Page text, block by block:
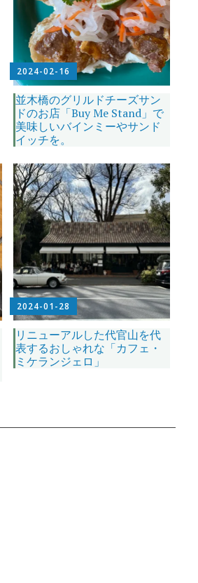
2024-02-16
並木橋のグリルドチーズサン
ドのお店「Buy Me Stand」で
美味しいバインミーやサンド
イッチを。
2024-01-28
リニューアルした代官山を代
表するおしゃれな「カフェ・
ミケランジェロ」